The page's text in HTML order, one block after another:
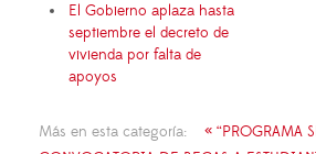
El Gobierno aplaza hasta
septiembre el decreto de
vivienda por falta de
apoyos
Más en esta categoría:
« “PROGRAMA